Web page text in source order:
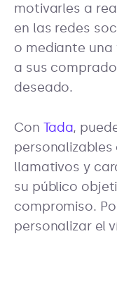
motivarles a
en las redes
o mediante
a sus
deseado.
Con Tada,
personalizables
llamativos y
su público
compromiso.
personalizar el